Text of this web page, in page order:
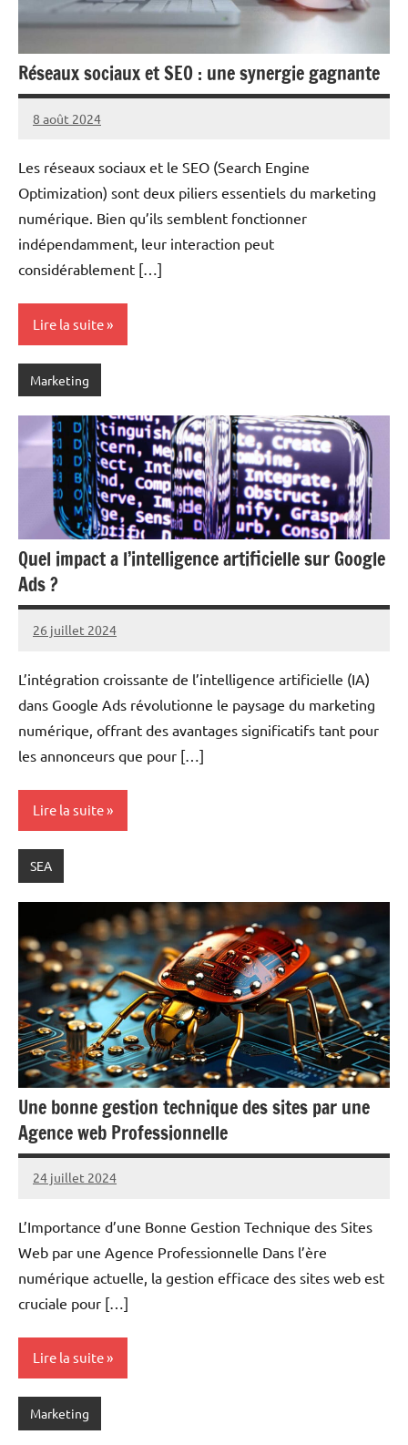
Réseaux sociaux et SEO : une synergie gagnante
8 août 2024
Marc
Les réseaux sociaux et le SEO (Search Engine
Optimization) sont deux piliers essentiels du marketing
numérique. Bien qu’ils semblent fonctionner
indépendamment, leur interaction peut
considérablement […]
Lire la suite
Marketing
Quel impact a l’intelligence artificielle sur Google
Ads ?
26 juillet 2024
Marc
L’intégration croissante de l’intelligence artificielle (IA)
dans Google Ads révolutionne le paysage du marketing
numérique, offrant des avantages significatifs tant pour
les annonceurs que pour […]
Lire la suite
SEA
Une bonne gestion technique des sites par une
Agence web Professionnelle
24 juillet 2024
Marc
L’Importance d’une Bonne Gestion Technique des Sites
Web par une Agence Professionnelle Dans l’ère
numérique actuelle, la gestion efficace des sites web est
cruciale pour […]
Lire la suite
Marketing